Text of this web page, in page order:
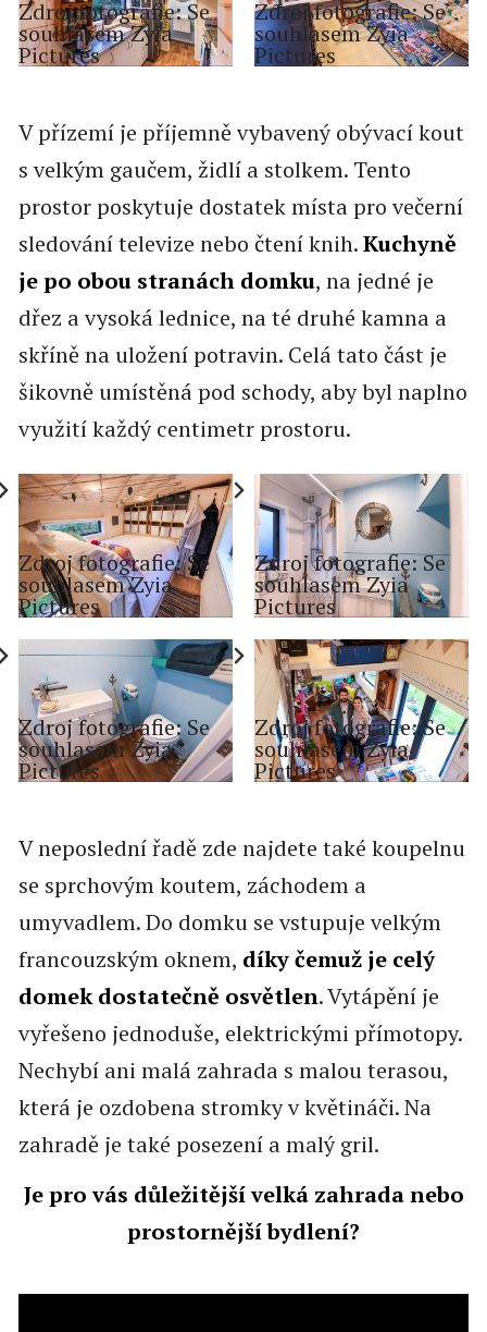
Zdroj fotografie: Se
souhlasem Zyia
Pictures
Zdroj fotografie: Se
souhlasem Zyia
Pictures
V přízemí je příjemně vybavený obývací kout
s velkým gaučem, židlí a stolkem. Tento
prostor poskytuje dostatek místa pro večerní
sledování televize nebo čtení knih.Kuchyně
je po obou stranách domku, na jedné je
dřez a vysoká lednice, na té druhé kamna a
skříně na uložení potravin. Celá tato část je
šikovně umístěná pod schody, aby byl naplno
využití každý centimetr prostoru.
Zdroj fotografie: Se
souhlasem Zyia
Pictures
Zdroj fotografie: Se
souhlasem Zyia
Pictures
Zdroj fotografie: Se
souhlasem Zyia
Pictures
Zdroj fotografie: Se
souhlasem Zyia
Pictures
V neposlední řadě zde najdete také koupelnu
se sprchovým koutem, záchodem a
umyvadlem. Do domku se vstupuje velkým
francouzským oknem, díky čemuž je celý
domek dostatečně osvětlen. Vytápění je
vyřešeno jednoduše, elektrickými přímotopy.
Nechybí ani malá zahrada s malou terasou,
která je ozdobena stromky v květináči. Na
zahradě je také posezení a malý gril.
Je pro vás důležitější velká zahrada nebo
prostornější bydlení?